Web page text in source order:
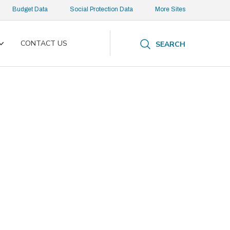
Budget Data Social Protection Data More Sites
Toggle
CONTACT US SEARCH